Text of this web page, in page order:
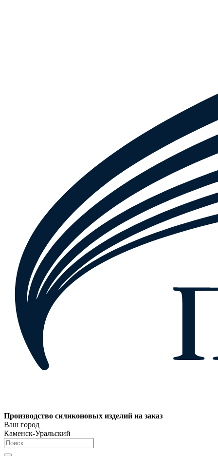
Производство силиконовых изделий на заказ
Ваш город
Каменск-Уральский